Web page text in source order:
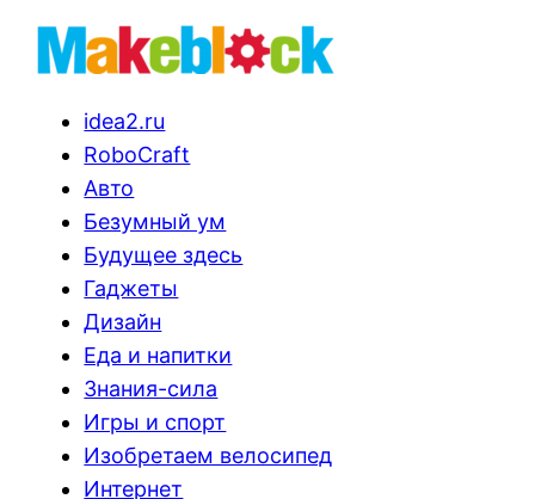
idea2.ru
RoboCraft
Авто
Безумный ум
Будущее здесь
Гаджеты
Дизайн
Еда и напитки
Знания-сила
Игры и спорт
Изобретаем велосипед
Интернет